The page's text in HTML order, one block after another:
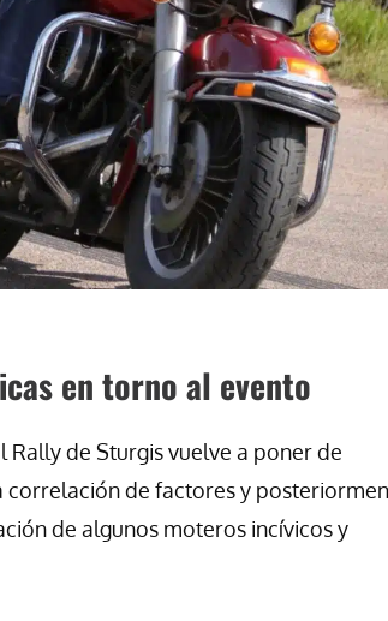
en torno al evento
Rally de Sturgis vuelve a poner de
correlación de factores y
de algunos moteros incívicos y